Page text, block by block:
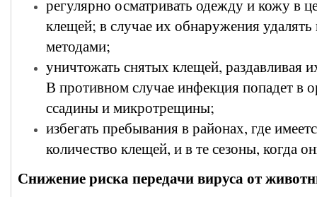
регулярно осматривать одежду и кожу в
клещей; в случае их обнаружения
методами;
уничтожать снятых клещей, раздавливая
В противном случае инфекция попадет в
ссадины и микротрещины;
избегать пребывания в районах, где
количество клещей, и в те сезоны, когда
Снижение риска передачи вируса от